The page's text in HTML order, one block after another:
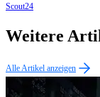
Scout24
Weitere
Alle Artikel anzeigen